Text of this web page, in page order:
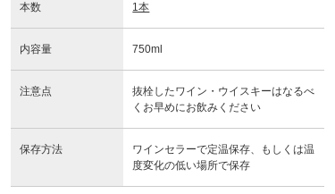
本数 1本
内容量 750ml
注意点
抜栓したワイン・ウイスキーはなるべ
くお早めにお飲みください
保存方法
ワインセラーで定温保存、もしくは温
度変化の低い場所で保存